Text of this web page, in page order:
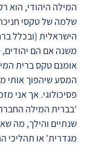
המילה היהודי,
שלמה של טקסי
הישראלית (ובכלל
משנה אם הם יהודים,
אומנם טקס ברית
המסע שיהפוך אותי
פסיכולוגי. אך אני
'בברית המילה
שנתיים והילך, מה
מגדרית' או תהליכי